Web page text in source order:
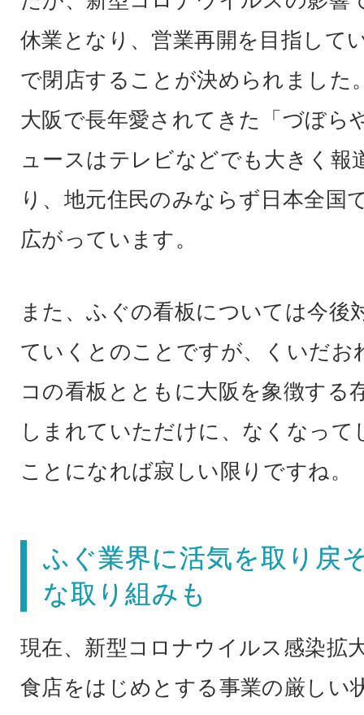
休業となり、営業再開を目指して
で閉店することが決められました
大阪で長年愛されてきた「づぼら
ュースはテレビなどでも大きく報
り、地元住民のみならず日本全国
広がっています。
また、ふぐの看板については今後
ていくとのことですが、くいだお
コの看板とともに大阪を象徴する
しまれていただけに、なくなって
ことになれば寂しい限りですね。
ふぐ業界に活気を取り戻
な取り組みも
現在、新型コロナウイルス感染拡
食店をはじめとする事業の厳しい